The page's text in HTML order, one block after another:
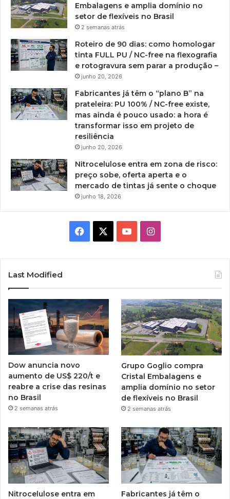
Embalagens e amplia domínio no
setor de flexíveis no Brasil
2 semanas atrás
Roteiro de 90 dias: como homologar
tinta FULL PU / NC-free na flexografia
e rotogravura sem parar a produção –
junho 20, 2026
Fabricantes já têm o “plano B” na
prateleira: PU 100% / NC-free existe,
mas ainda é pouco usado: a hora é
transformar isso em projeto de
resiliência
junho 20, 2026
Nitrocelulose entra em zona de risco:
preço sobe, oferta aperta e o
mercado de tintas já sente o choque
junho 18, 2026
Facebook YouTubeInstagram
Last Modified
Dow anuncia novo
aumento de US$ 220/t e
reabre a crise das resinas
no Brasil
2 semanas atrás
Grupo Goglio compra
Cristal Embalagens e
amplia domínio no setor
de flexíveis no Brasil
2 semanas atrás
Nitrocelulose entra em
Fabricantes já têm o